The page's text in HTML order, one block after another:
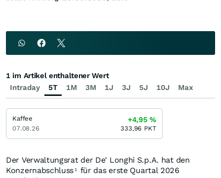
Der Verwaltungsrat der De' Longhi S.p.A. hat den
Konzernabschluss 1
für das erste Quartal 2026
Intraday 5T 1M 3M 1J 3J 5J 10J Max
1 im Artikel enthaltener Wert
Kaffee
07.08.26
+4,95%
333,96 PKT